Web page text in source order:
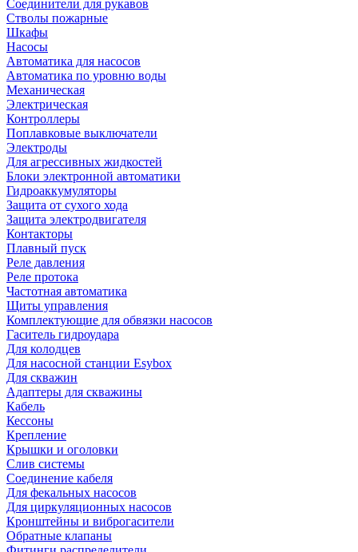
Соединители для рукавов
Стволы пожарные
Шкафы
Насосы
Автоматика для насосов
Автоматика по уровню воды
Механическая
Электрическая
Контроллеры
Поплавковые выключатели
Электроды
Для агрессивных жидкостей
Блоки электронной автоматики
Гидроаккумуляторы
Защита от сухого хода
Защита электродвигателя
Контакторы
Плавный пуск
Реле давления
Реле протока
Частотная автоматика
Щиты управления
Комплектующие для обвязки насосов
Гаситель гидроудара
Для колодцев
Для насосной станции Esybox
Для скважин
Адаптеры для скважины
Кабель
Кессоны
Крепление
Крышки и оголовки
Слив системы
Соединение кабеля
Для фекальных насосов
Для циркуляционных насосов
Кронштейны и виброгасители
Обратные клапаны